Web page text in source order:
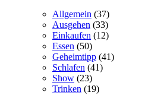
Allgemein (37)
Ausgehen (33)
Einkaufen (12)
Essen (50)
Geheimtipp (41)
Schlafen (41)
Show (23)
Trinken (19)